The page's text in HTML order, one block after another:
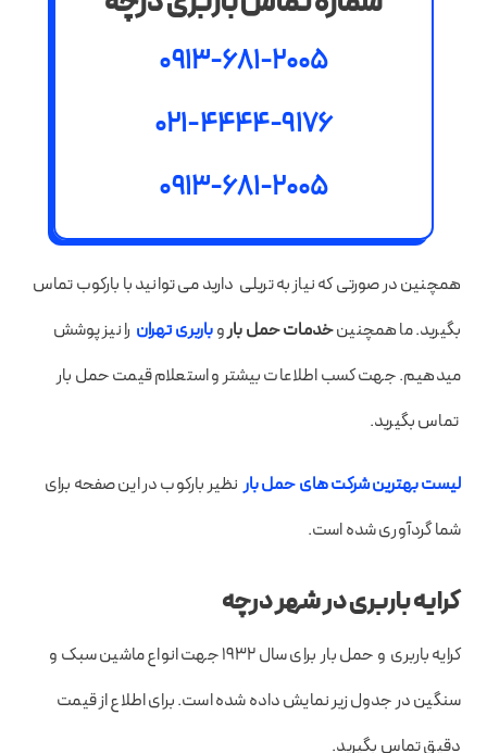
0913-681-2005
021-4444-9176
0913-681-2005
همچنین در صورتی که نیاز به تریلی دارید می توانید با بارکوب تماس
بگیرید. ما همچنینخدمات حمل باروباربری تهران را نیز پوشش
میدهیم. جهت کسب اطلاعات بیشتر و استعلام قیمت حمل بار
تماس بگیرید.
لیست بهترین شرکت های حمل بار نظیر بارکوب در این صفحه برای
شما گردآوری شده است.
کرایه باربری در شهر درچه
کرایه باربری و حمل بار برای سال 1932 جهت انواع ماشین سبک و
سنگین در جدول زیر نمایش داده شده است. برای اطلاع از قیمت
دقیق تماس بگیرید.